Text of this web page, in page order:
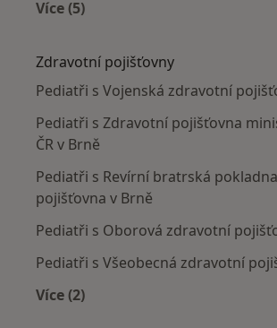
Více (5)
Zdravotní pojišťovny
Pediatři s Vojenská zdravotní
Pediatři s Zdravotní pojišťovna
ČR v Brně
Pediatři s Revírní bratrská
pojišťovna v Brně
Pediatři s Oborová zdravotní
Pediatři s Všeobecná zdravotní
Více (2)